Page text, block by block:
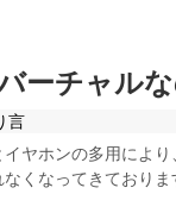
ーチャル
言
ヤホンの多用により
くなってきておりま